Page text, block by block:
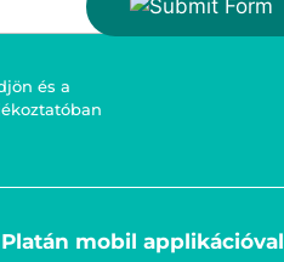
és a
mobil